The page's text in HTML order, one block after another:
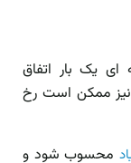
یک بار اتفاق
نیز ممکن است رخ
محسوب شود و